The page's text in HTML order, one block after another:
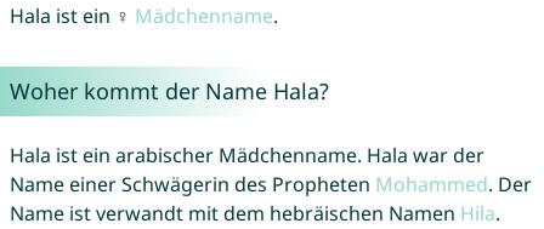
Hala ist ein ♀ Mädchenname.
Woher kommt der Name Hala?
Hala ist ein arabischer Mädchenname. Hala war der
Name einer Schwägerin des Propheten Mohammed. Der
Name ist verwandt mit dem hebräischen Namen Hila.